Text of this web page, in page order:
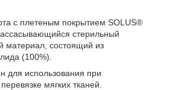
с плетеным покрытием SOLUS®
стерильный
материал, состоящий из
(100%).
для использования при
мягких тканей.